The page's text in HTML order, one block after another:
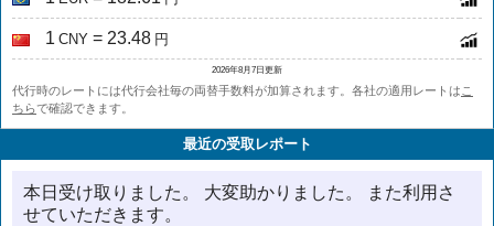
1 CNY = 23.48 円
2026年8月7日更新
代行時のレートには代行会社毎の両替手数料が加算されます。各社の適用レートはこ
ちらで確認できます。
最近の受取レポート
本日受け取りました。 大変助かりました。 また利用さ
せていただきます。